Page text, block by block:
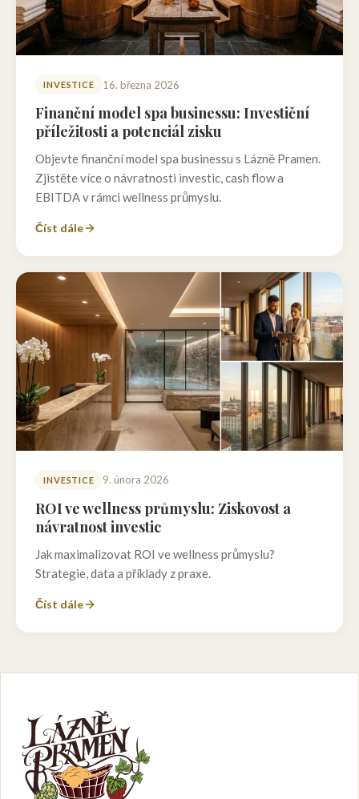
INVESTICE 16. března 2026
Finanční model spa businessu: Investiční
příležitosti a potenciál zisku
Objevte finanční model spa businessu s Lázně Pramen.
Zjistěte více o návratnosti investic, cash flow a
EBITDA v rámci wellness průmyslu.
Číst dále
INVESTICE 9. února 2026
ROI ve wellness průmyslu: Ziskovost a
návratnost investic
Jak maximalizovat ROI ve wellness průmyslu?
Strategie, data a příklady z praxe.
Číst dále